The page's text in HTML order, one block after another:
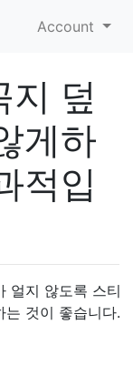
Account
지 덮
게하
적입
얼지 않도록 스티
는 것이 좋습니다.